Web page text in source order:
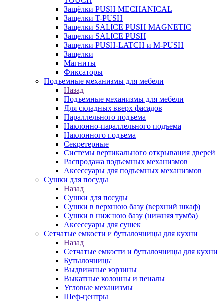
Защёлки PUSH MECHANICAL
Защелки T-PUSH
Защелки SALICE PUSH MAGNETIC
Защелки SALICE PUSH
Защелки PUSH-LATCH и M-PUSH
Защелки
Магниты
Фиксаторы
Подъемные механизмы для мебели
Назад
Подъемные механизмы для мебели
Для складных вверх фасадов
Параллельного подъема
Наклонно-параллельного подъема
Наклонного подъема
Секретерные
Системы вертикального открывания дверей
Распродажа подъемных механизмов
Аксессуары для подъемных механизмов
Сушки для посуды
Назад
Сушки для посуды
Сушки в верхнюю базу (верхний шкаф)
Сушки в нижнюю базу (нижняя тумба)
Аксессуары для сушек
Сетчатые емкости и бутылочницы для кухни
Назад
Сетчатые емкости и бутылочницы для кухни
Бутылочницы
Выдвижные корзины
Выкатные колонны и пеналы
Угловые механизмы
Шеф-центры